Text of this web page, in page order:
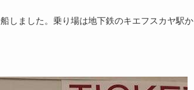
しました。乗り場は地下鉄のキエフスカヤ駅か